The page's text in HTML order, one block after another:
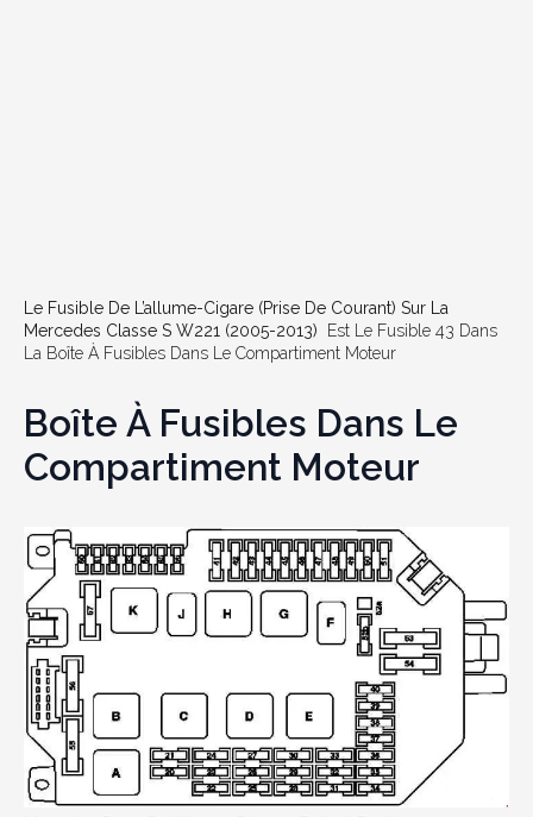
Le Fusible De L’allume-Cigare (prise De Courant) Sur La
Mercedes Classe S W221 (2005-2013) Est Le Fusible 43 Dans
La Boîte À Fusibles Dans Le Compartiment Moteur
Boîte À Fusibles Dans Le
Compartiment Moteur